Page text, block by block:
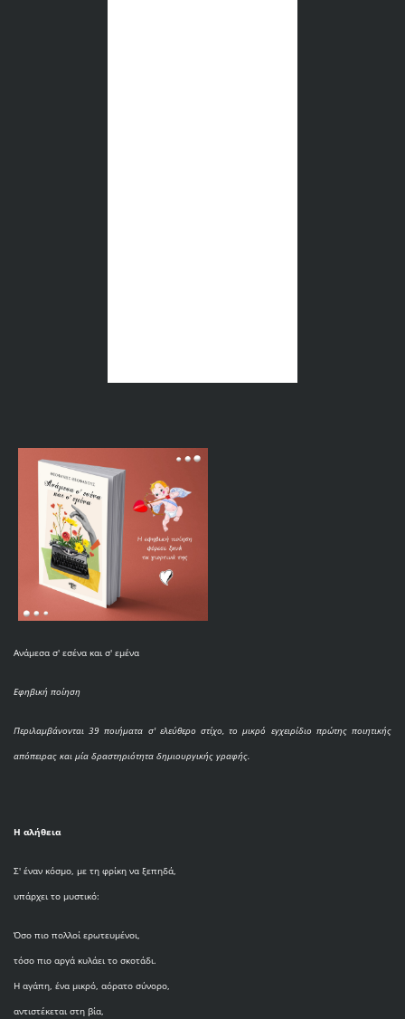
Ανάμεσα σ' εσένα και σ' εμένα
Εφηβική ποίηση
Περιλαμβάνονται 39 ποιήματα σ' ελεύθερο στίχο, το μικρό εγχειρίδιο πρώτης ποιητικής
απόπειρας και μία δραστηριότητα δημιουργικής γραφής.
Η αλήθεια
Σ' έναν κόσμο, με τη φρίκη να ξεπηδά,
υπάρχει το μυστικό:
Όσο πιο πολλοί ερωτευμένοι,
τόσο πιο αργά κυλάει το σκοτάδι.
Η αγάπη, ένα μικρό, αόρατο σύνορο,
αντιστέκεται στη βία,